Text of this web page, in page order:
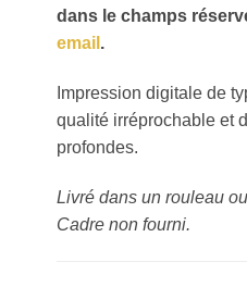
dans le champs
email.
Impression digitale de
qualité irréprochable et
profondes.
Livré dans un rouleau
Cadre non fourni.